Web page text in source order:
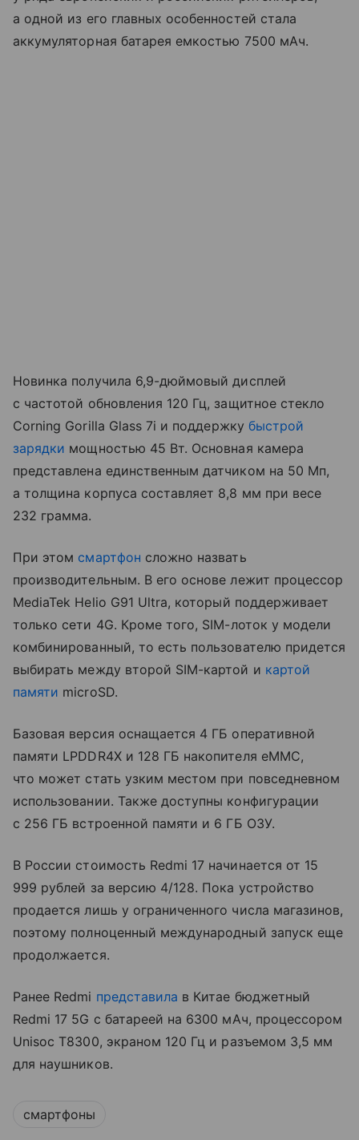
а одной из его главных особенностей стала
аккумуляторная батарея емкостью 7500 мАч.
Новинка получила 6,9-дюймовый дисплей
с частотой обновления 120 Гц, защитное стекло
Corning Gorilla Glass 7i и поддержку быстрой
зарядки мощностью 45 Вт. Основная камера
представлена единственным датчиком на 50 Мп,
а толщина корпуса составляет 8,8 мм при весе
232 грамма.
При этом смартфон сложно назвать
производительным. В его основе лежит процессор
MediaTek Helio G91 Ultra, который поддерживает
только сети 4G. Кроме того, SIM-лоток у модели
комбинированный, то есть пользователю придется
выбирать между второй SIM-картой и картой
памяти microSD.
Базовая версия оснащается 4 ГБ оперативной
памяти LPDDR4X и 128 ГБ накопителя eMMC,
что может стать узким местом при повседневном
использовании. Также доступны конфигурации
с 256 ГБ встроенной памяти и 6 ГБ ОЗУ.
В России стоимость Redmi 17 начинается от 15
999 рублей за версию 4/128. Пока устройство
продается лишь у ограниченного числа магазинов,
поэтому полноценный международный запуск еще
продолжается.
Ранее Redmi представила в Китае бюджетный
Redmi 17 5G с батареей на 6300 мАч, процессором
Unisoc T8300, экраном 120 Гц и разъемом 3,5 мм
для наушников.
смартфоны